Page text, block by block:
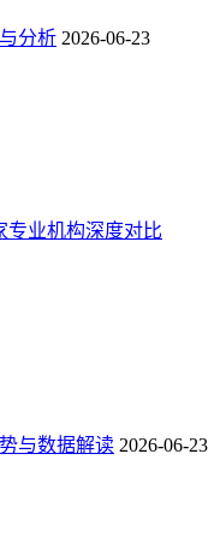
分析 2026-06-23
专业机构深度对比
与数据解读 2026-06-23